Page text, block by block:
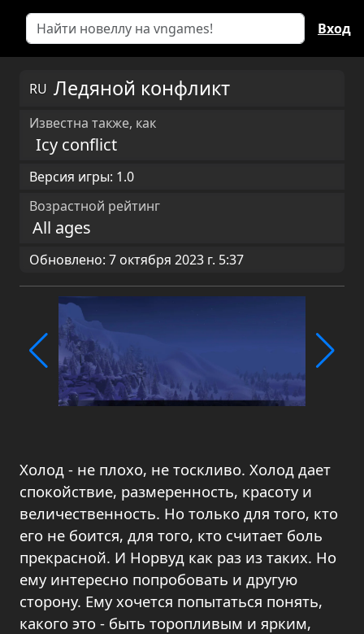
Вход
RU Ледяной конфликт
Известна также, как
Icy conflict
Версия игры: 1.0
Возрастной рейтинг
All ages
Обновлено: 7 октября 2023 г. 5:37
Холод - не плохо, не тоскливо. Холод дает
спокойствие, размеренность, красоту и
величественность. Но только для того, кто
его не боится, для того, кто считает боль
прекрасной. И Норвуд как раз из таких. Но
ему интересно попробовать и другую
сторону. Ему хочется попытаться понять,
какого это - быть торопливым и ярким,